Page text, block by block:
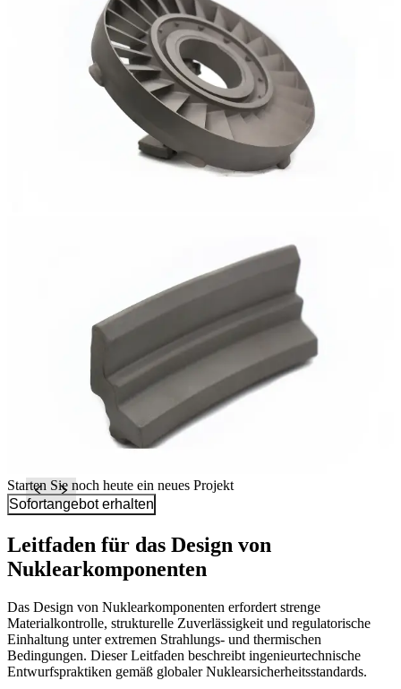
Starten Sie noch heute ein neues Projekt
Sofortangebot erhalten
Leitfaden für das Design von
Nuklearkomponenten
Das Design von Nuklearkomponenten erfordert strenge
Materialkontrolle, strukturelle Zuverlässigkeit und regulatorische
Einhaltung unter extremen Strahlungs- und thermischen
Bedingungen. Dieser Leitfaden beschreibt ingenieurtechnische
Entwurfspraktiken gemäß globaler Nuklearsicherheitsstandards.